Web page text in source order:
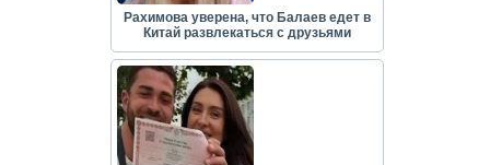
Рахимова уверена, что Балаев едет в
Китай развлекаться с друзьями